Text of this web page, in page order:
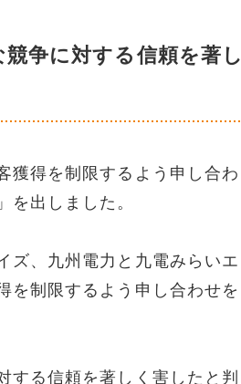
争に対する信頼を著し
獲得を制限するよう申し合わ
出しました。
ズ、九州電力と九電みらいエ
を制限するよう申し合わせを
する信頼を著しく害したと判